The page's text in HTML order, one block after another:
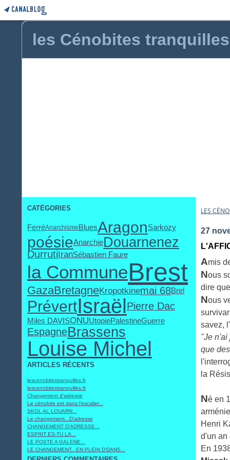
les Cénobites tranquilles
CATÉGORIES
FerréAnarchismeBluesAragonSarkozy
poésieAnarchieDouarnenez
DurrutiIranSébastien Faure
la CommuneBrest
GazaBretagneKropotkinemai 68Brel
PrévertIsraëlPierre Dac
Miles DAVISONUUtopiePalestineGuerre
EspagneBrassens
Louise Michel
ARTICLES RÉCENTS
lescenobitestranquilles.fr
lescenobitestranquilles.fr
Changement d'adresse
Le cénobite est dans l'escalier...
SKOL AL LOUARN...
Le changement...D'adresse
CHANGEMENT D'ADRESSE...
ESPRIT ES-TU LA...
LE POSTE A GALENE...
LE CHANGEMENT...EN PLEIN D'DANS...
LES
27
Amis
Nous
dire
Nous
savez,
"Je n'ai
que
la
Né en
Henri
d'un an
En